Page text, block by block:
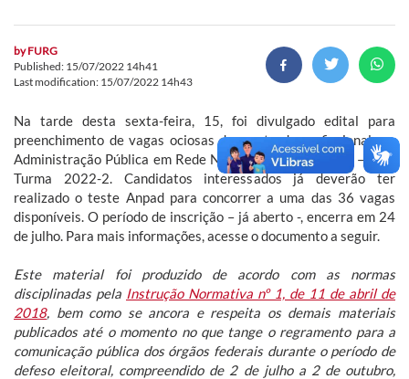
byFURG
Published: 15/07/2022 14h41
Last modification: 15/07/2022 14h43
Na tarde desta sexta-feira, 15, foi divulgado edital para
preenchimento de vagas ociosas do mestrado profissional em
Administração Pública em Rede Nacional Profiap/FURG – ENA
Turma 2022-2. Candidatos interessados já deverão ter
realizado o teste Anpad para concorrer a uma das 36 vagas
disponíveis. O período de inscrição – já aberto -, encerra em 24
de julho. Para mais informações, acesse o documento a seguir.
Este material foi produzido de acordo com as normas
disciplinadas pela Instrução Normativa nº 1, de 11 de abril de
2018, bem como se ancora e respeita os demais materiais
publicados até o momento no que tange o regramento para a
comunicação pública dos órgãos federais durante o período de
defeso eleitoral, compreendido de 2 de julho a 2 de outubro,